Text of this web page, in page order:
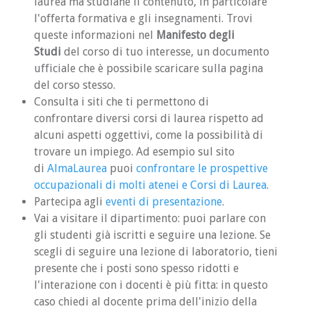
INIZIATIVE
Navigare sicuri
Incontri di Area
Open Day di Ateneo
Bootstrap Day
Presentazione lauree magistrali
Piano Lauree Scientifiche
Formazione Scuola-Lavoro
INFORMATIca day
l'offerta formativa e gli insegnamenti. Trovi
queste informazioni nel Manifesto degli
Studi del corso di tuo interesse, un documento
ufficiale che è possibile scaricare sulla pagina
del corso stesso.
Consulta i siti che ti permettono di
confrontare diversi corsi di laurea rispetto ad
alcuni aspetti oggettivi, come la possibilità di
trovare un impiego. Ad esempio sul sito
di AlmaLaurea puoi confrontare le prospettive
occupazionali di molti atenei e Corsi di Laurea.
Partecipa agli eventi di presentazione.
Vai a visitare il dipartimento: puoi parlare con
gli studenti già iscritti e seguire una lezione. Se
scegli di seguire una lezione di laboratorio, tieni
presente che i posti sono spesso ridotti e
l'interazione con i docenti è più fitta: in questo
caso chiedi al docente prima dell'inizio della